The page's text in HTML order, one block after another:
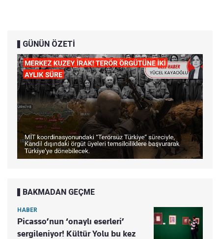
GÜNÜN ÖZETİ
BAKMADAN GEÇME
HABER
Picasso’nun ‘onaylı eserleri’
sergileniyor! Kültür Yolu bu kez